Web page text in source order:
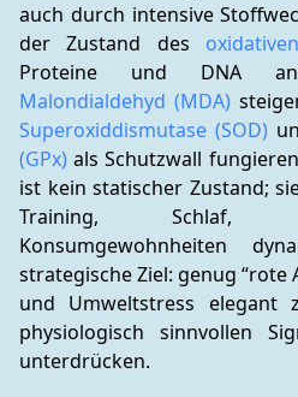
auch durch intensive
der Zustand des
Malondialdehyd (MDA)
Superoxiddismutase (SOD)
(GPx) als Schutzwall
ist kein statischer Zustand;
Training, Schlaf,
Konsumgewohnheiten
strategische Ziel: genug “rote
und Umweltstress
physiologisch sinnvollen
unterdrücken.